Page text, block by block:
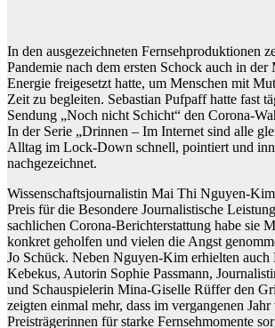
In den ausgezeichneten Fernsehproduktionen
Pandemie nach dem ersten Schock auch in der
Energie freigesetzt hatte, um Menschen mit
Zeit zu begleiten. Sebastian Pufpaff hatte fast
Sendung „Noch nicht Schicht“ den Corona-
In der Serie „Drinnen – Im Internet sind alle
Alltag im Lock-Down schnell, pointiert und
nachgezeichnet.
Wissenschaftsjournalistin Mai Thi Nguyen-
Preis für die Besondere Journalistische
sachlichen Corona-Berichterstattung habe sie
konkret geholfen und vielen die Angst
Jo Schück. Neben Nguyen-Kim erhielten
Kebekus, Autorin Sophie Passmann,
und Schauspielerin Mina-Giselle Rüffer den
zeigten einmal mehr, dass im vergangenen
Preisträgerinnen für starke Fernsehmomente